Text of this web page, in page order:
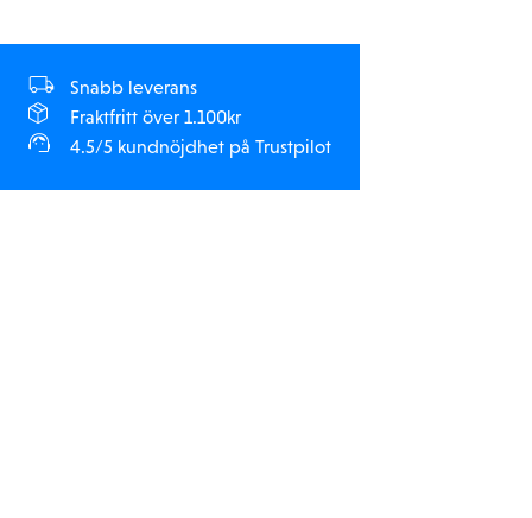
Snabb leverans
Fraktfritt över 1.100kr
4.5/5 kundnöjdhet på Trustpilot